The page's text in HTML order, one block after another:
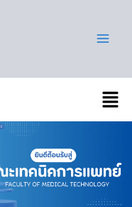
เมนู